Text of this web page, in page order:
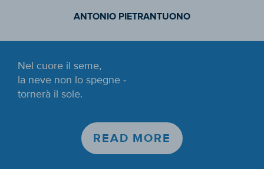
ANTONIO PIETRANTUONO
Nel cuore il seme,
la neve non lo spegne -
tornerà il sole.
READ MORE